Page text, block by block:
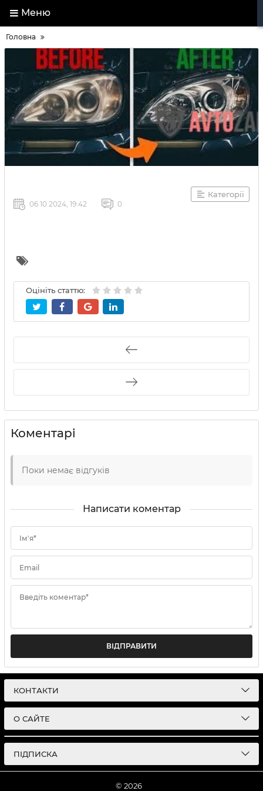
Меню
Головна
Категорії
06 10 2024, 19:42 0
Оцініть статтю:
Коментарі
Поки немає відгуків
Написати коментар
Ім'я*
Email
Введіть коментар*
ВІДПРАВИТИ
КОНТАКТИ
О САЙТЕ
ПІДПИСКА
© 2026